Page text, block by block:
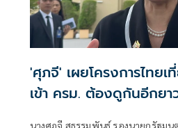
'ศุภจี' เผยโครงการไทย
เข้า ครม. ต้องดูกันอีกยา
นางศุภจี สุธรรมพันธุ์ รองนายกรัฐม